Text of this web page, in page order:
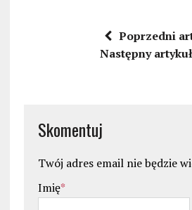
Poprzedni
Następny artykuł
Skomentuj
Twój adres email nie będzie
Imię*